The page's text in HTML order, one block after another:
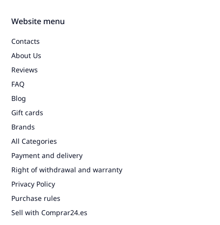
Website menu
Contacts
About Us
Reviews
FAQ
Blog
Gift cards
Brands
All Categories
Payment and delivery
Right of withdrawal and warranty
Privacy Policy
Purchase rules
Sell with Comprar24.es